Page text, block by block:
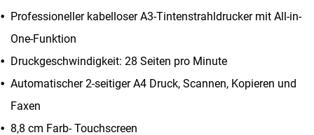
Professioneller kabelloser A3-Tintenstrahldrucker mit All-in-
One-Funktion
Druckgeschwindigkeit: 28 Seiten pro Minute
Automatischer 2-seitiger A4 Druck, Scannen, Kopieren und
Faxen
8,8 cm Farb- Touchscreen